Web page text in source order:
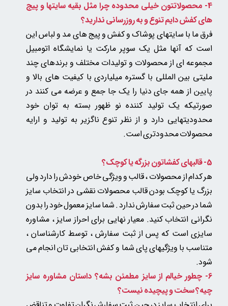
4- محصولاتتون خیلی محدوده چرا مثل بقیه سایتها و پیج
های کفش دایم تنوع و به روزرسانی ندارید؟
فرق ما با سایتهای پوشاک و کفش و پیج های مد و لباس این
است که آنها مثل یک سوپر مارکت یا نمایشگاه اتومبیل
مجموعه ای از محصولات و تولیدات مختلف و برندهای چند
ملیتی بین المللی با گستره میلیاردی با کیفیت های بالا و
پایین از همه جای دنیا را یک جا جمع و عرضه می کنند در
صورتیکه یک تولید کننده نو ظهور بسته به توان خود
محدودیتهایی دارد و از نظر تنوع ناگزیر به تولید و ارایه
محصولات محدودتری است.
5- قالبهای کفشاتون بزرگه یا کوچک؟
هر کدام از محصولات ، قالب و ویژگی خاص خودش را دارد ولی
بزرگ یا کوچک بودن قالب محصولات نقشی در انتخاب سایز
شما در حین ثبت سفارش ندارد . شما سایز معمول خود را بدون
نگرانی انتخاب کنید. معیار نهایی برای احراز سایز ، مشاوره
سایزی است که پس از ثبت سفارش ، توسط کارشناسان ،
متناسب با ویژگیهای پای شما و کفش انتخابی تان انجام می
شود.​​​​​​​
6- چطور خیالم از سایز مطمئن بشه؟ داستان مشاوره سایز
چیه؟ سخت و پیچیده نیست؟